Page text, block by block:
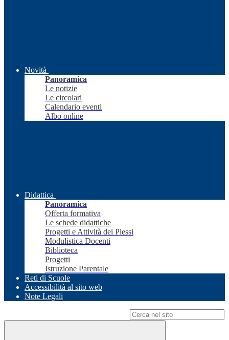
Novità
Panoramica
Le notizie
Le circolari
Calendario eventi
Albo online
Didattica
Panoramica
Offerta formativa
Le schede didattiche
Progetti e Attività dei Plessi
Modulistica Docenti
Biblioteca
Progetti
Istruzione Parentale
Reti di Scuole
Accessibilità al sito web
Note Legali